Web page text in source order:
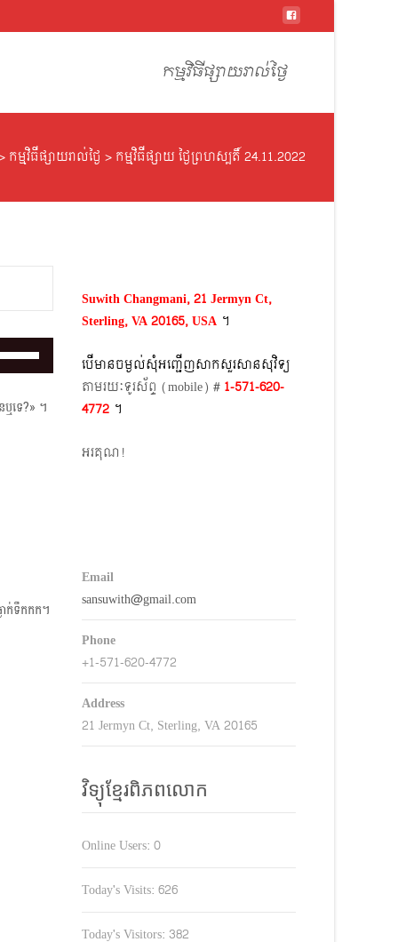
content
កម្មវិធីផ្សាយរាល់ថ្ងៃ
កម្មវិធីផ្សាយរាល់ថ្ងៃ > កម្មវិធីផ្សាយ ថ្ងៃព្រហស្បតិ៍ 24.11.2022
ឬទេ?» ។
ាក់ទឹកកក។
Suwith Changmani, 21 Jermyn Ct,
Sterling, VA 20165, USA ។​
បើមានចម្ងល់​សុំអញ្ជើញសាកសួរសានសុវិទ្យ
តាមរយៈទូរស័ព្ទ​ (mobile)​ # 1-571-620-
4772​ ។
អរគុណ!
Email
sansuwith@gmail.com
Phone
+1-571-620-4772
Address
21 Jermyn Ct, Sterling, VA 20165
វិទ្យុខ្មែរពិភពលោក
Online Users: 0
Today's Visits: 626
Today's Visitors: 382